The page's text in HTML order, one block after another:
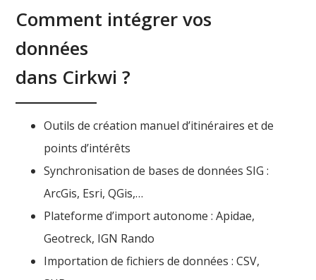
Comment intégrer vos
données
dans Cirkwi ?
Outils de création manuel d’itinéraires et de
points d’intérêts
Synchronisation de bases de données SIG :
ArcGis, Esri, QGis,…
Plateforme d’import autonome : Apidae,
Geotreck, IGN Rando
Importation de fichiers de données : CSV,